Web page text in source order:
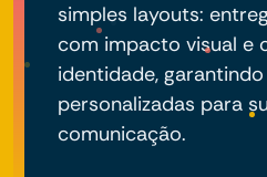
simples layouts:
com impacto visual e
identidade,
personalizadas para
comunicação.